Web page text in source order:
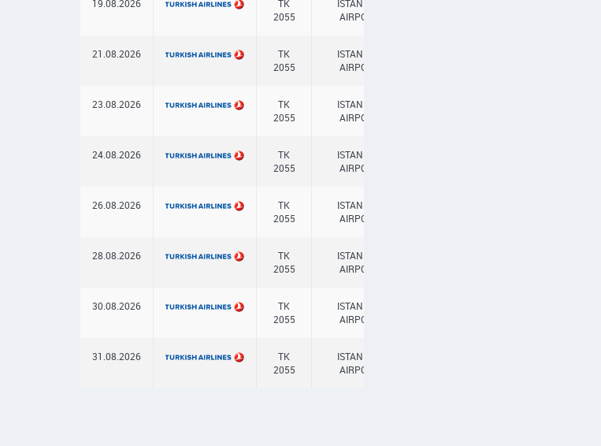
19.08.2026
TK
2055
ISTANBUL
AIRPORT
21.08.2026
TK
2055
ISTANBUL
AIRPORT
23.08.2026
TK
2055
ISTANBUL
AIRPORT
24.08.2026
TK
2055
ISTANBUL
AIRPORT
26.08.2026
TK
2055
ISTANBUL
AIRPORT
28.08.2026
TK
2055
ISTANBUL
AIRPORT
30.08.2026
TK
2055
ISTANBUL
AIRPORT
31.08.2026
TK
2055
ISTANBUL
AIRPORT